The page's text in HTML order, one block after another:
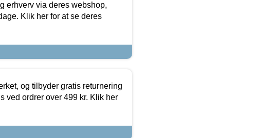
erhverv via deres webshop,
Klik her for at se deres
og tilbyder gratis returnering
ved ordrer over 499 kr. Klik her